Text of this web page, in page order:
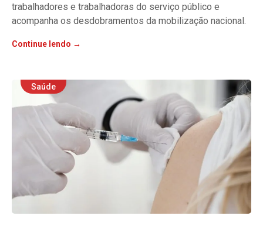
trabalhadores e trabalhadoras do serviço público e
acompanha os desdobramentos da mobilização nacional.
Continue lendo →
Saúde